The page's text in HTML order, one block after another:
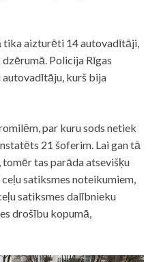
tika aizturēti 14 autovadītāji,
dzērumā. Policija Rīgas
kurš bija
par kuru sods netiek
21 šoferim. Lai gan tā
tas parāda atsevišķu
satiksmes noteikumiem,
satiksmes dalībnieku
drošību kopumā,